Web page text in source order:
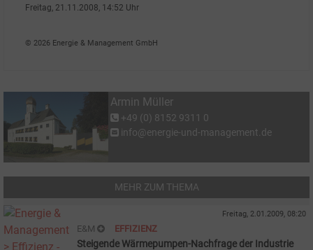
Freitag, 21.11.2008, 14:52 Uhr
© 2026 Energie & Management GmbH
Armin Müller
+49 (0) 8152 9311 0
info@energie-und-management.de
MEHR ZUM THEMA
Freitag, 2.01.2009, 08:20
E&M EFFIZIENZ
Steigende Wärmepumpen-Nachfrage der Industrie